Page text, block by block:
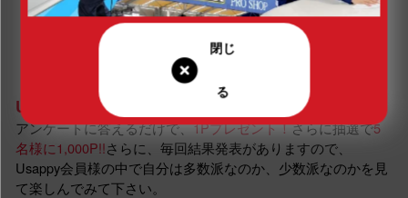
Usappyあなたはどっち？とは…
アンケートに答えるだけで、1Pプレゼント！さらに抽選で5
名様に1,000P!!さらに、毎回結果発表がありますので、
Usappy会員様の中で自分は多数派なのか、少数派なのかを見
て楽しんでみて下さい。